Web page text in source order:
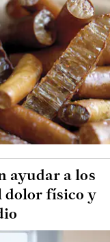
ayudar a los
dolor físico y